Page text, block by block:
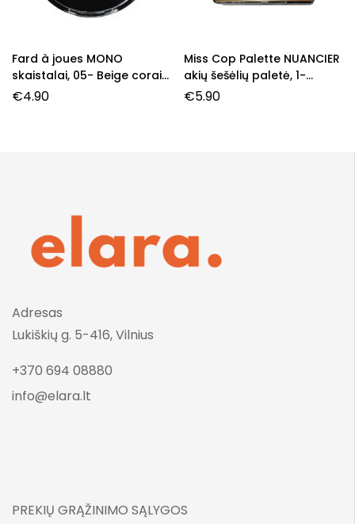
Fard à joues MONO
skaistalai, 05- Beige corail,
3,2 g.
€4.90
Miss Cop Palette NUANCIER
akių šešėlių paletė, 1-
Blonde, 7,2 g.
€5.90
Adresas
Lukiškių g. 5-416, Vilnius
+370 694 08880
info@elara.lt
PREKIŲ GRĄŽINIMO SĄLYGOS